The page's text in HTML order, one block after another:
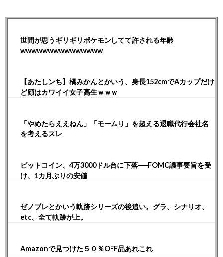
世間が思うギリギリポケモンしてて許される年齢
wwwwwwwwwwwwwww
【あたしンち】橘みかんとかいう、身長152cmでAカップだけ
ど顔はカワイイ女子高生ｗｗｗ
「やめたらええねん」「モームリ」を超える退職代行会社名
を考えるスレ
ビットコイン、4万3000ドル台に下落──FOMC議事要旨を受
け、1カ月ぶりの安値
ゼノブレとかいう軌跡シリーズの後追い。グラ、シナリオ、
etc、全て軌跡が上。
Amazonで見つけた５０％OFF品あれこれ